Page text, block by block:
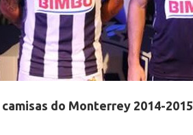
camisas do Monterrey 2014-2015